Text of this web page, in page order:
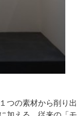
つの素材から削り出